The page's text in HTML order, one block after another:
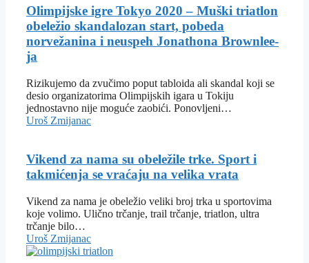
Olimpijske igre Tokyo 2020 – Muški triatlon
obeležio skandalozan start, pobeda
norvežanina i neuspeh Jonathona Brownlee-
ja
Rizikujemo da zvučimo poput tabloida ali skandal koji se
desio organizatorima Olimpijskih igara u Tokiju
jednostavno nije moguće zaobići. Ponovljeni…
Uroš Zmijanac
Vikend za nama su obeležile trke. Sport i
takmićenja se vraćaju na velika vrata
Vikend za nama je obeležio veliki broj trka u sportovima
koje volimo. Ulično trčanje, trail trčanje, triatlon, ultra
trčanje bilo…
Uroš Zmijanac